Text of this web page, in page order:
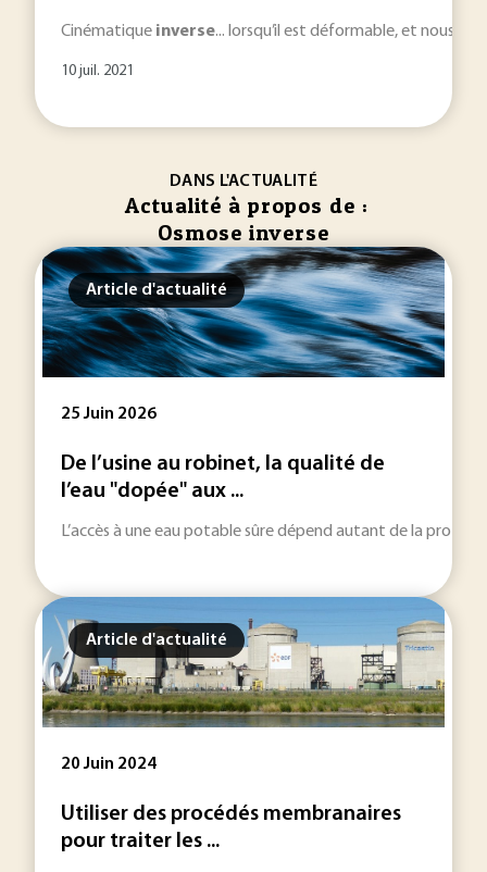
Cinématique inverse... lorsqu’il est déformable, et nous
10 juil. 2021
DANS L'ACTUALITÉ
Actualité à propos de :
Osmose inverse
Article d'actualité
25 Juin 2026
De l’usine au robinet, la qualité de
l’eau "dopée" aux ...
L’accès à une eau potable sûre dépend autant de la
Article d'actualité
20 Juin 2024
Utiliser des procédés membranaires
pour traiter les ...